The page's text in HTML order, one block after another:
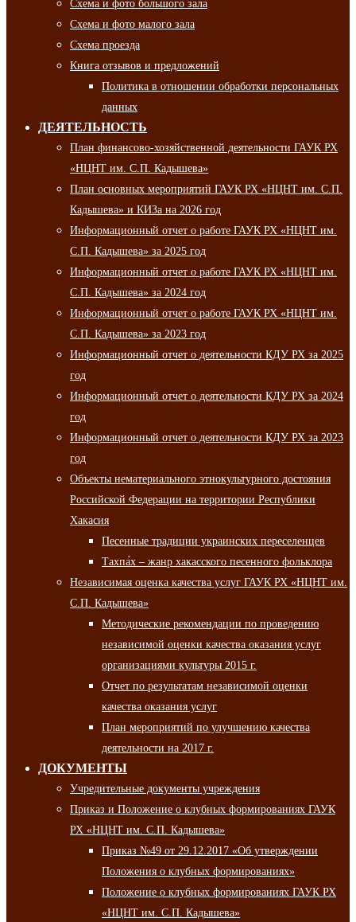
Схема и фото большого зала
Схема и фото малого зала
Схема проезда
Книга отзывов и предложений
Политика в отношении обработки персональных
данных
ДЕЯТЕЛЬНОСТЬ
План финансово-хозяйственной деятельности ГАУК РХ
«НЦНТ им. С.П. Кадышева»
План основных мероприятий ГАУК РХ «НЦНТ им. С.П.
Кадышева» и КИЗа на 2026 год
Информационный отчет о работе ГАУК РХ «НЦНТ им.
С.П. Кадышева» за 2025 год
Информационный отчет о работе ГАУК РХ «НЦНТ им.
С.П. Кадышева» за 2024 год
Информационный отчет о работе ГАУК РХ «НЦНТ им.
С.П. Кадышева» за 2023 год
Информационный отчет о деятельности КДУ РХ за 2025
год
Информационный отчет о деятельности КДУ РХ за 2024
год
Информационный отчет о деятельности КДУ РХ за 2023
год
Объекты нематериального этнокультурного достояния
Российской Федерации на территории Республики
Хакасия
Песенные традиции украинских переселенцев
Тахпа́х – жанр хакасского песенного фольклора
Независимая оценка качества услуг ГАУК РХ «НЦНТ им.
С.П. Кадышева»
Методические рекомендации по проведению
независимой оценки качества оказания услуг
организациями культуры 2015 г.
Отчет по результатам независимой оценки
качества оказания услуг
План мероприятий по улучшению качества
деятельности на 2017 г.
ДОКУМЕНТЫ
Учредительные документы учреждения
Приказ и Положение о клубных формированиях ГАУК
РХ «НЦНТ им. С.П. Кадышева»
Приказ №49 от 29.12.2017 «Об утверждении
Положения о клубных формированиях»
Положение о клубных формированиях ГАУК РХ
«НЦНТ им. С.П. Кадышева»